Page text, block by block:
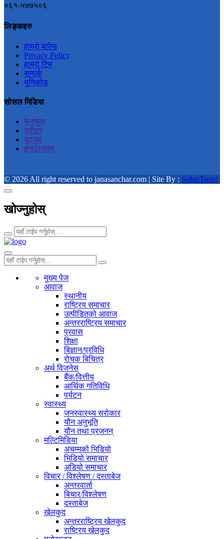
०६१-५७७५०६
लिङ्कहरु
हाम्रो बारेमा
Privacy Policy
हाम्रो टिम
सम्पर्क
युनिकोड
सोसल मिडिया
फेसबुक
ट्वीटर
युट्युब
इन्स्टाग्राम
© 2026 All right reserved to janasanchar.com | Site By : SobizTrend
खोज्नुहोस्
मुख्य पेज
आवाज
स्थानीय
राष्ट्रिय समाचार
उत्पीडितको आवाज
अन्तरराष्ट्रिय समाचार
प्रवास
शिक्षा
बिज्ञान/प्रविधि
रोचक बिचित्र
अर्थ विजनेस
बैंक/वित्तीय
आर्थिक गतिविधि
पर्यटन
स्वास्थ्य
जनस्वास्थ्य सरोकार
यौन अनुभूति
यौन तथा प्रजनन्
मल्टिमिडिया
अचम्मको भिडियो
भिडियो समाचार
अडियो समाचार
विचार / विश्लेषण / दस्ताबेज
अन्तरवार्ता
बिचार/विश्लेषण
दस्ताबेज
खेलकुद
अन्तरराष्ट्रिय खेलकुद
राष्ट्रिय खेलकुद